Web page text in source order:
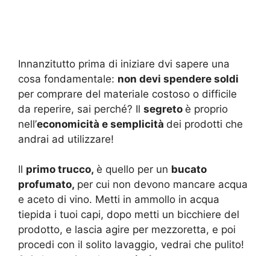
Innanzitutto prima di iniziare dvi sapere una
cosa fondamentale: non devi spendere soldi
per comprare del materiale costoso o difficile
da reperire, sai perché? Il segreto è proprio
nell’economicità e semplicità dei prodotti che
andrai ad utilizzare!
Il primo trucco, è quello per un bucato
profumato, per cui non devono mancare acqua
e aceto di vino. Metti in ammollo in acqua
tiepida i tuoi capi, dopo metti un bicchiere del
prodotto, e lascia agire per mezzoretta, e poi
procedi con il solito lavaggio, vedrai che pulito!